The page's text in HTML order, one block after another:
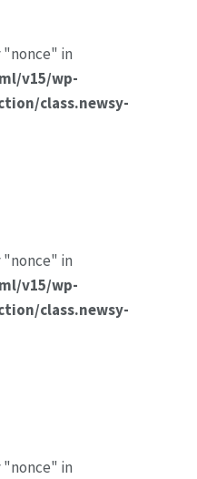
"nonce" in
v15/wp-
class.newsy-
"nonce" in
v15/wp-
class.newsy-
"nonce" in